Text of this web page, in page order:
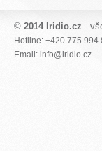
© 2014 Iridio.cz -
Hotline: +420 775 994
Email: info@iridio.cz